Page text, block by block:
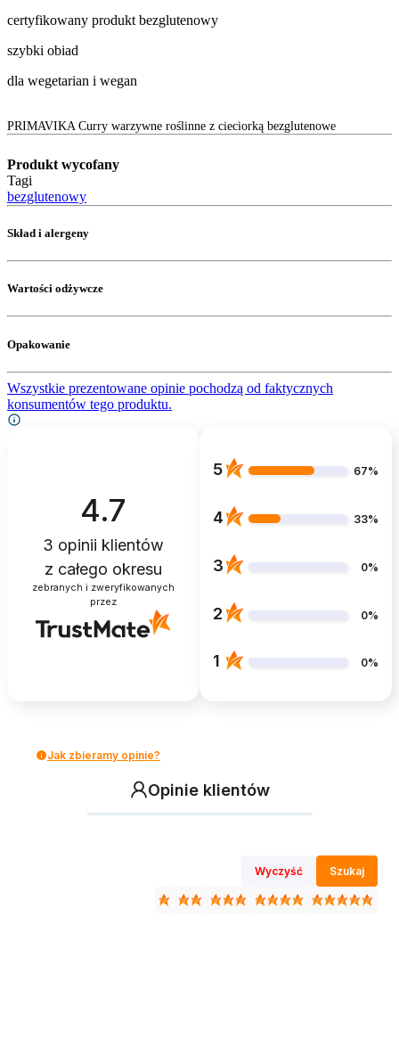
certyfikowany produkt bezglutenowy
szybki obiad
dla wegetarian i wegan
PRIMAVIKA Curry warzywne roślinne z cieciorką bezglutenowe
Produkt wycofany
Tagi
bezglutenowy
Skład i alergeny
Wartości odżywcze
Opakowanie
Wszystkie prezentowane opinie pochodzą od faktycznych
konsumentów tego produktu.
4.7
3 opinii klientów
z całego okresu
zebranych i zweryfikowanych
przez
5 67%
4 33%
3 0%
2 0%
1 0%
Jak zbieramy opinie?
Opinie klientów
Wyczyść Szukaj